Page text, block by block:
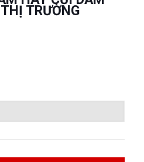
TRƯỜNG